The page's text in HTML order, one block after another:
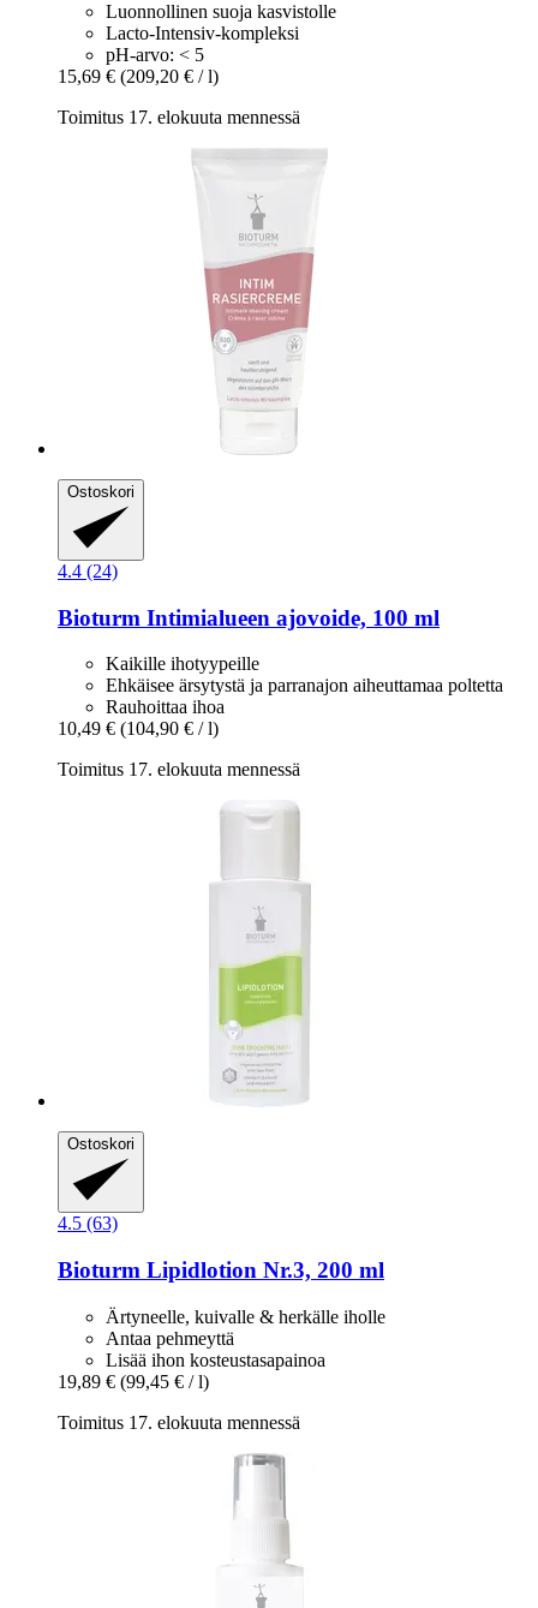
Luonnollinen suoja kasvistolle
Lacto-Intensiv-kompleksi
pH-arvo: < 5
15,69 € (209,20 € / l)
Toimitus 17. elokuuta mennessä
Ostoskori
4.4 (24)
Bioturm Intimialueen ajovoide, 100 ml
Kaikille ihotyypeille
Ehkäisee ärsytystä ja parranajon aiheuttamaa poltetta
Rauhoittaa ihoa
10,49 € (104,90 € / l)
Toimitus 17. elokuuta mennessä
Ostoskori
4.5 (63)
Bioturm Lipidlotion Nr.3, 200 ml
Ärtyneelle, kuivalle & herkälle iholle
Antaa pehmeyttä
Lisää ihon kosteustasapainoa
19,89 € (99,45 € / l)
Toimitus 17. elokuuta mennessä